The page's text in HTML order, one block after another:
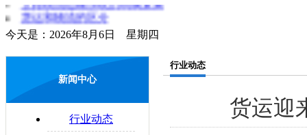
公路物流运输系统的构成要素
货运和物流的区分
简述对物流和运输行业的理解
物流管理制度是什么
易碎物品运输注意要点
物流与配送的区别
企业物流运输的法律问题
今天是：2026年8月6日 星期四
新闻中心
行业动态
行业动态
货运迎